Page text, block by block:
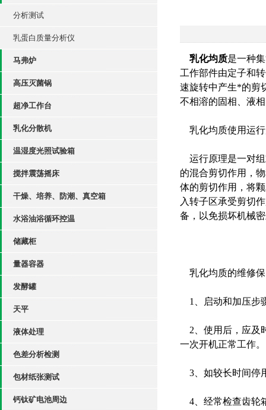
分析测试
乳蛋白质量分析仪
马弗炉
高压灭菌锅
超净工作台
乳化分散机
温湿度光照试验箱
搅拌震荡摇床
干燥、培养、防潮、真空箱
水浴油浴循环控温
储藏柜
量器容器
发酵罐
天平
液体处理
色差分析检测
包材纸张测试
钙钛矿电池周边
乳化均质是一种
工作部件由定子和
速旋转中产生*的剪
不相溶的固相、液
乳化均质使用运
运行原理是一对组
的混合剪切作用，
体的剪切作用，将
入转子区承受剪切
备，以免损坏机械
乳化均质的维修
1、启动和加压步
2、使用后，应及
一次开机正常工作。
3、如较长时间停
4、经常检查齿轮